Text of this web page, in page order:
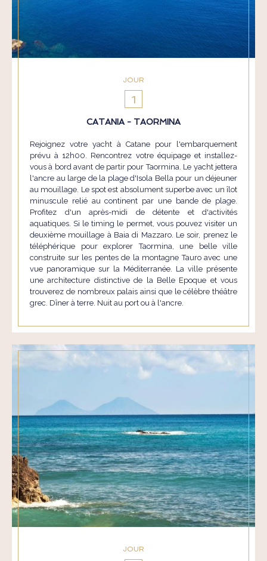
JOUR
1
CATANIA - TAORMINA
Rejoignez votre yacht à Catane pour l'embarquement
prévu à 12h00. Rencontrez votre équipage et installez-
vous à bord avant de partir pour Taormina. Le yacht jettera
l'ancre au large de la plage d'Isola Bella pour un déjeuner
au mouillage. Le spot est absolument superbe avec un îlot
minuscule relié au continent par une bande de plage.
Profitez d'un après-midi de détente et d'activités
aquatiques. Si le timing le permet, vous pouvez visiter un
deuxième mouillage à Baia di Mazzaro. Le soir, prenez le
téléphérique pour explorer Taormina, une belle ville
construite sur les pentes de la montagne Tauro avec une
vue panoramique sur la Méditerranée. La ville présente
une architecture distinctive de la Belle Epoque et vous
trouverez de nombreux palais ainsi que le célèbre théâtre
grec. Dîner à terre. Nuit au port ou à l'ancre.
JOUR